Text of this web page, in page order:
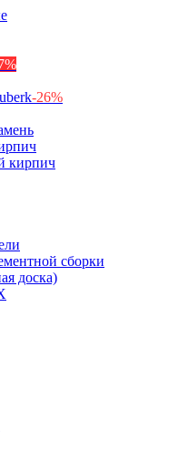
-26%
кирпич
сборки
доска)